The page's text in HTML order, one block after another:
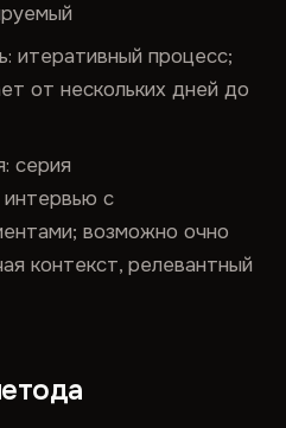
итеративный процесс;
от нескольких дней до
серия
интервью с
возможно очно
контекст, релевантный